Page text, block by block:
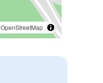
OpenStreetMap